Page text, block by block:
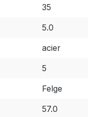
35
5.0
acier
5
Felge
57.0